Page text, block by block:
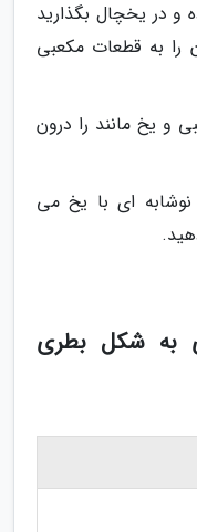
و در یخچال بگذارید
را به قطعات مکعبی
و یخ مانند را درون
نوشابه ای با یخ می
به شکل بطری